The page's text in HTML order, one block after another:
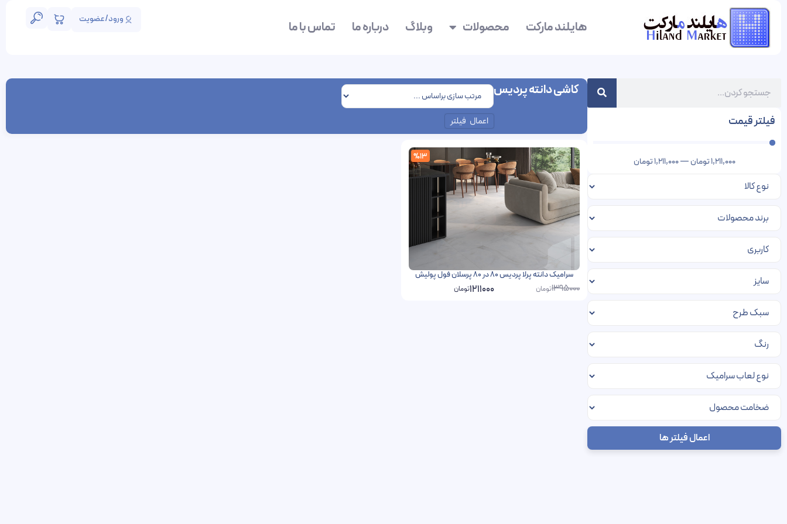
هایلند مارکت محصولات وبلاگ درباره ما تماس با ما ورود/عضویت
فیلتر قیمت
1,211,000تومان—
1,211,000تومان
اعمال فیلتر ها
کاشی دانته پردیس
اعمال فیلتر
%13
سرامیک دانته پرلا پردیس 80 در 80 پرسلان فول پولیش
1395000تومان 1211000تومان